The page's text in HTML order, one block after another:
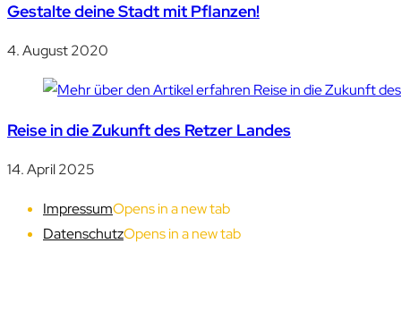
Gestalte deine Stadt mit Pflanzen!
4. August 2020
Reise in die Zukunft des Retzer Landes
14. April 2025
ImpressumOpens in a new tab
DatenschutzOpens in a new tab